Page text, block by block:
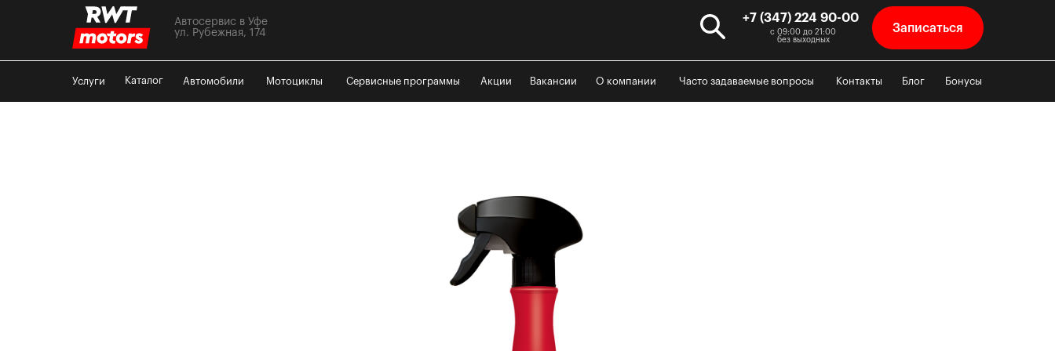
Автосервис в Уфе
ул. Рубежная, 174
Записаться
+7 (347) 224 90-00
с 09:00 до 21:00
без выходных
Автомобили Мотоциклы
Каталог
Услуги Сервисные программы Акции Вакансии О компании Часто задаваемые вопросы Контакты Бонусы
Блог